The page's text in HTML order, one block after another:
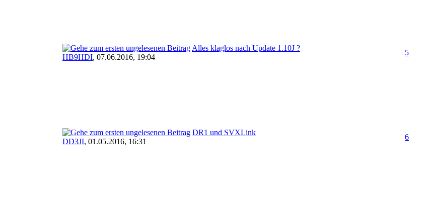
Alles klaglos nach Update 1.10J ?
HB9HDI, 07.06.2016, 19:04
5
DR1 und SVXLink
DD3JI, 01.05.2016, 16:31
6